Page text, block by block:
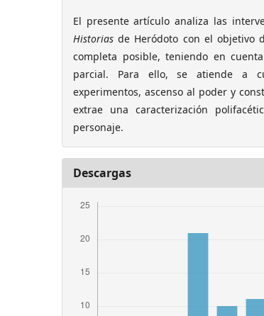
El presente artículo analiza las
Historias de Heródoto con el objetivo
completa posible, te­niendo en
parcial. Para ello, se atiende a
experimentos, ascenso al poder y
extrae una caracterización
personaje.
Descargas